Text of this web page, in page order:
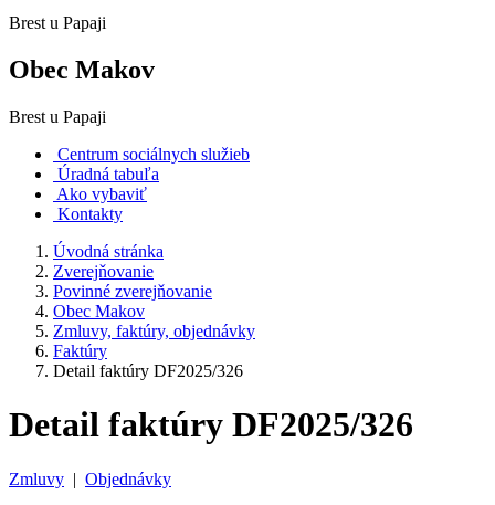
Brest u Papaji
Obec Makov
Brest u Papaji
Centrum sociálnych služieb
Úradná tabuľa
Ako vybaviť
Kontakty
Úvodná stránka
Zverejňovanie
Povinné zverejňovanie
Obec Makov
Zmluvy, faktúry, objednávky
Faktúry
Detail faktúry DF2025/326
Detail faktúry DF2025/326
Zmluvy | Objednávky